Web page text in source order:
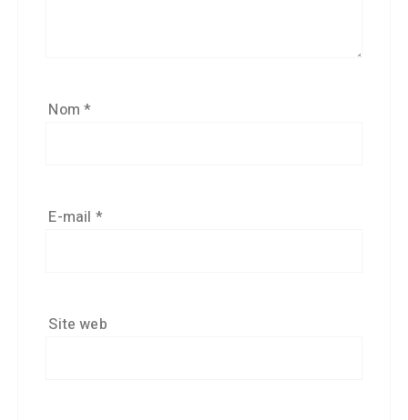
Nom*
E-mail *
Site web